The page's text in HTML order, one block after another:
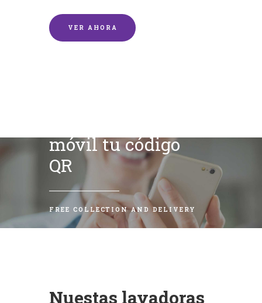
VER AHORA
móvil tu código
QR
FREE COLLECTION AND DELIVERY
Nuestas lavadoras